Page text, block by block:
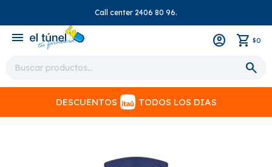
Call center 2406 80 96.
menu $0
DESCUENTOS TODOS LOS DIAS
close